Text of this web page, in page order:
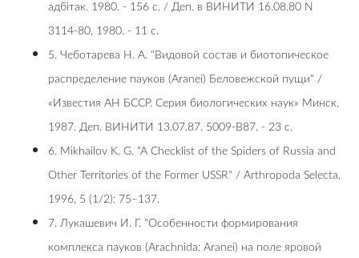
адбітак. 1980. - 156 с. / Деп. в ВИНИТИ 16.08.80 N
3114-80, 1980. - 11 с.
5. Чеботарева Н. А. "Видовой состав и биотопическое
распределение пауков (Aranei) Беловежской пущи" /
«Известия АН БССР. Серия биологических наук» Минск,
1987. Деп. ВИНИТИ 13.07.87. 5009-В87. - 23 с.
6. Mikhailov K. G. "A Checklist of the Spiders of Russia and
Other Territories of the Former USSR" / Arthropoda Selecta,
1996, 5 (1/2): 75–137.
7. Лукашевич И. Г. "Особенности формирования
комплекса пауков (Arachnida: Aranei) на поле яровой